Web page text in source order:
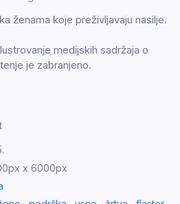
ženama koje preživljavaju nasilje.
medijskih sadržaja o
je zabranjeno.
x 6000px